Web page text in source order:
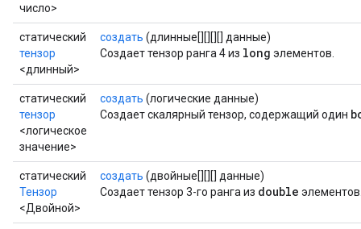
число>
статический
тензор
<длинный>
создать (длинные[][][][] данные)
Создает тензор ранга 4 из long элементов.
статический
тензор
<логическое
значение>
создать (логические данные)
Создает скалярный тензор, содержащий один
статический
Тензор
<Двойной>
создать (двойные[][][] данные)
Создает тензор 3-го ранга из double